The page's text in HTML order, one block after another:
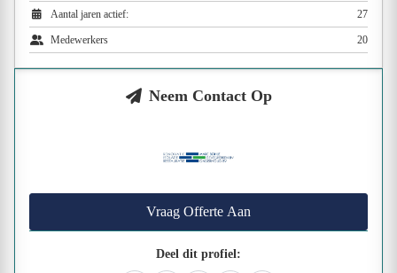
Aantal jaren actief: 27
Medewerkers 20
Neem Contact Op
Vraag Offerte Aan
Deel dit profiel: